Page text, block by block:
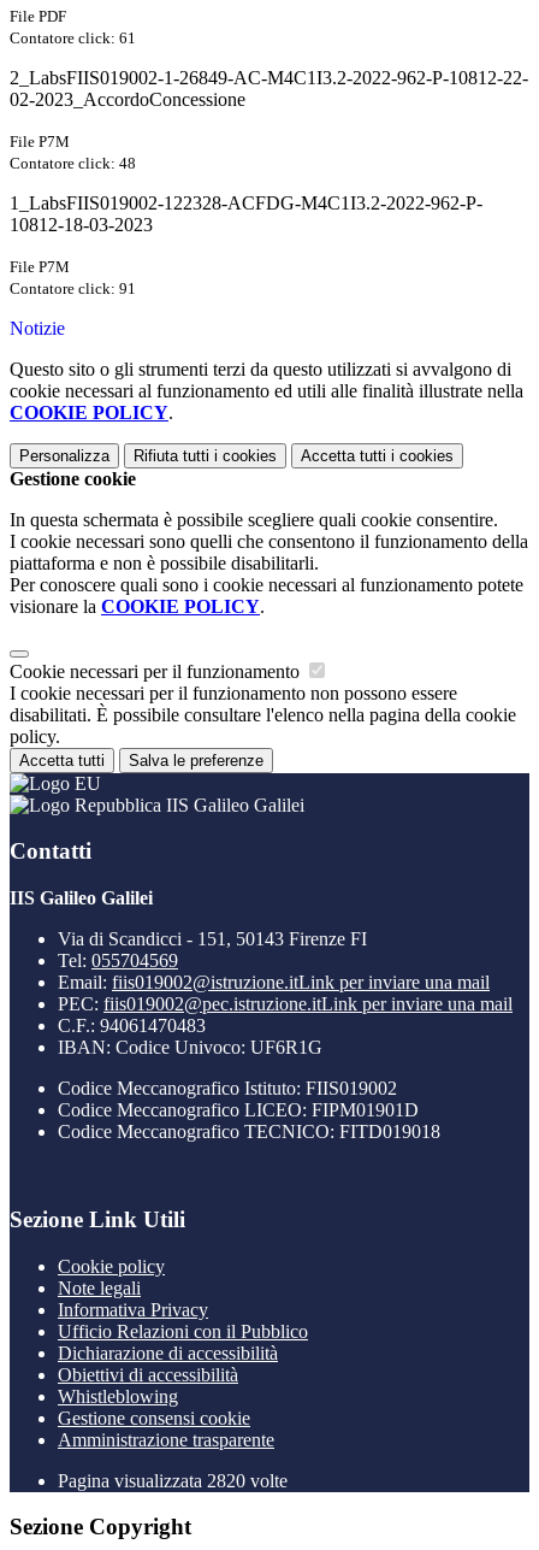
File PDF
Contatore click: 61
2_LabsFIIS019002-1-26849-AC-M4C1I3.2-2022-962-P-10812-22-
02-2023_AccordoConcessione
File P7M
Contatore click: 48
1_LabsFIIS019002-122328-ACFDG-M4C1I3.2-2022-962-P-
10812-18-03-2023
File P7M
Contatore click: 91
Notizie
Questo sito o gli strumenti terzi da questo utilizzati si avvalgono di
cookie necessari al funzionamento ed utili alle finalità illustrate nella
COOKIE POLICY.
Personalizza Rifiuta tutti i cookies Accetta tutti i cookies
Gestione cookie
In questa schermata è possibile scegliere quali cookie consentire.
I cookie necessari sono quelli che consentono il funzionamento della
piattaforma e non è possibile disabilitarli.
Per conoscere quali sono i cookie necessari al funzionamento potete
visionare la COOKIE POLICY.
Cookie necessari per il funzionamento
I cookie necessari per il funzionamento non possono essere
disabilitati. È possibile consultare l'elenco nella pagina della cookie
policy.
Accetta tutti Salva le preferenze
IIS Galileo Galilei
Contatti
IIS Galileo Galilei
Via di Scandicci - 151, 50143 Firenze FI
Tel: 055704569
Email: fiis019002@istruzione.itLink per inviare una mail
PEC: fiis019002@pec.istruzione.itLink per inviare una mail
C.F.: 94061470483
IBAN: Codice Univoco: UF6R1G
Codice Meccanografico Istituto: FIIS019002
Codice Meccanografico LICEO: FIPM01901D
Codice Meccanografico TECNICO: FITD019018
Sezione Link Utili
Cookie policy
Note legali
Informativa Privacy
Ufficio Relazioni con il Pubblico
Dichiarazione di accessibilità
Obiettivi di accessibilità
Whistleblowing
Gestione consensi cookie
Amministrazione trasparente
Pagina visualizzata 2820 volte
Sezione Copyright